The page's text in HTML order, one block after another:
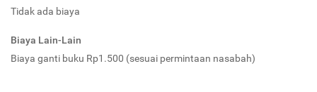
Tidak ada biaya
Biaya Lain-Lain
Biaya ganti buku Rp1.500 (sesuai permintaan nasabah)